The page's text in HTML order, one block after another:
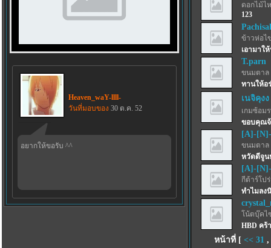
Heaven_waY-llll-
วันที่มอบของ 30 ต.ค. 52
อยากให้ขอรับ ^^
ดอกไม้ไ
123
ข้าวห่อไ
เอามาใ
T.parn
ขนมตาล
ทานให้อ
เนจิคุงง
เกมซ้อม
ขอบคุณ
[A]-
ขนมตาล
หวัดดีจูน
[A]-
กีต้าร์โป
ทำไมลง
โน้ตบุ๊คไ
HBD คร้
หน้าที่ [ << 31 ,